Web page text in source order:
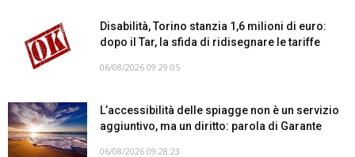
Disabilità, Torino stanzia 1,6 milioni di euro:
dopo il Tar, la sfida di ridisegnare le tariffe
06/08/2026 09:29:05
L’accessibilità delle spiagge non è un servizio
aggiuntivo, ma un diritto: parola di Garante
06/08/2026 09:28:23